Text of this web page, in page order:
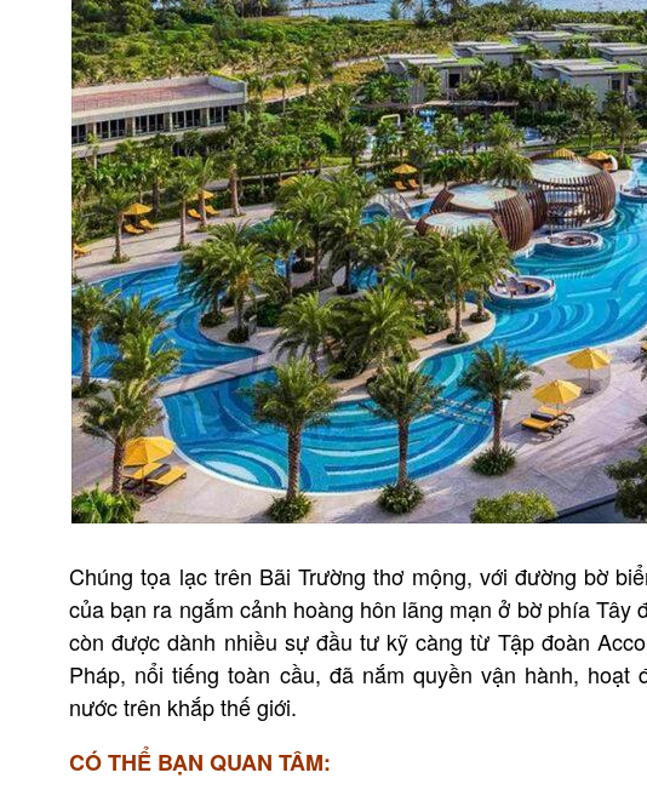
Chúng tọa lạc trên Bãi Trường thơ mộng, với đường bờ
của bạn ra ngắm cảnh hoàng hôn lãng mạn ở bờ phía Tây
còn được dành nhiều sự đầu tư kỹ càng từ Tập đoàn
Pháp, nổi tiếng toàn cầu, đã nắm quyền vận hành,
nước trên khắp thế giới.
CÓ THỂ BẠN QUAN TÂM: